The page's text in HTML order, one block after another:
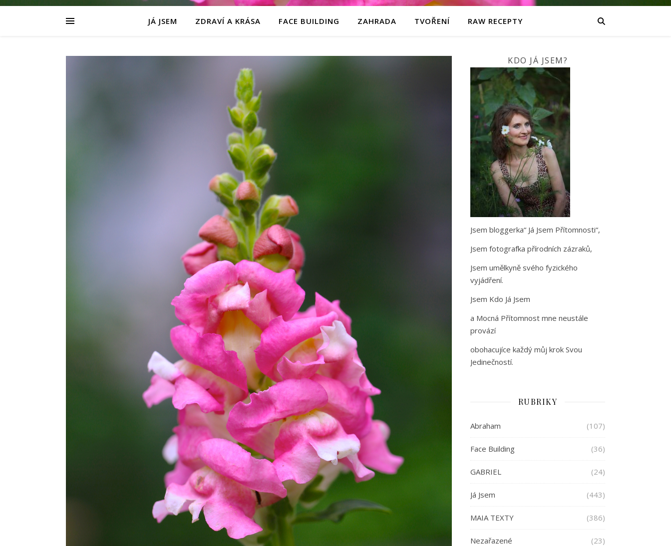
JÁ JSEM ZDRAVÍ A KRÁSA FACE BUILDING ZAHRADA TVOŘENÍ RAW RECEPTY
KDO JÁ JSEM?
Jsem bloggerka“ Já Jsem Přítomnosti“,
Jsem fotografka přírodních zázraků,
Jsem umělkyně svého fyzického
vyjádření.
Jsem Kdo Já Jsem
a Mocná Přítomnost mne neustále
provází
obohacujíce každý můj krok Svou
Jedinečností.
RUBRIKY
Abraham (107)
Face Building (36)
GABRIEL (24)
Já Jsem (443)
MAIA TEXTY (386)
Nezařazené (23)